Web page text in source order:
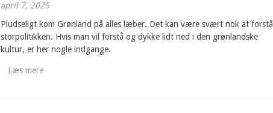
april 7, 2025
Pludseligt kom Grønland på alles læber. Det kan være svært nok at forstå
storpolitikken. Hvis man vil forstå og dykke lidt ned i den grønlandske
kultur, er her nogle indgange.
Læs mere